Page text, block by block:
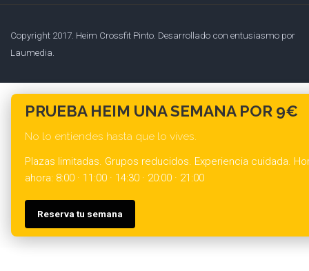
Copyright 2017. Heim Crossfit Pinto. Desarrollado con entusiasmo por
Laumedia.
PRUEBA HEIM UNA SEMANA POR 9€
No lo entiendes hasta que lo vives.
Plazas limitadas. Grupos reducidos. Experiencia cuidada.
ahora: 8:00 · 11:00 · 14:30 · 20:00 · 21:00
Reserva tu semana